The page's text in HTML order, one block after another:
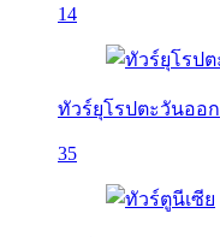
14
ทัวร์ยุโรปตะวันออก
35